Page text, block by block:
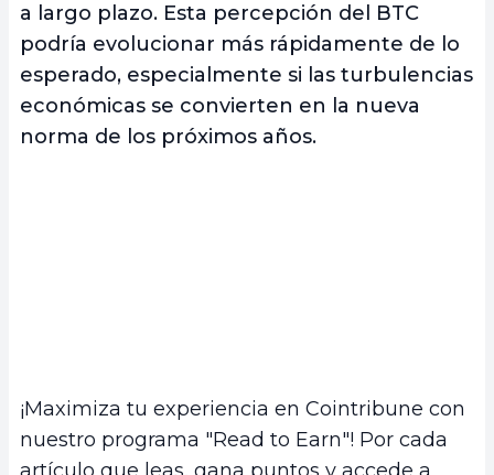
a largo plazo. Esta percepción del BTC
podría evolucionar más rápidamente de lo
esperado, especialmente si las turbulencias
económicas se convierten en la nueva
norma de los próximos años.
¡Maximiza tu experiencia en Cointribune con
nuestro programa "Read to Earn"! Por cada